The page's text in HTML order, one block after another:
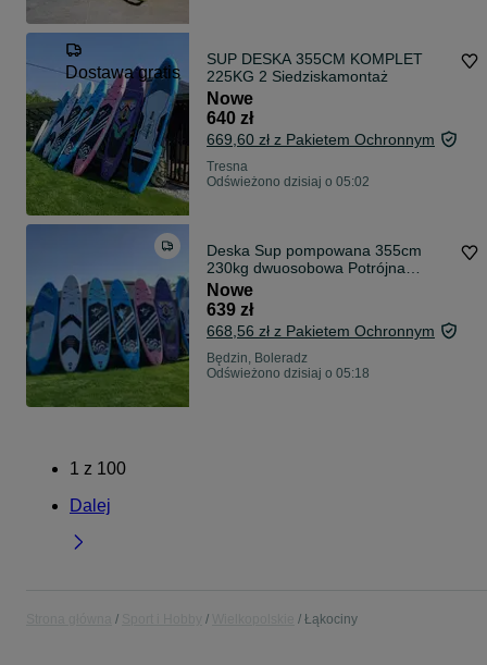
Dostawa gratis
SUP DESKA 355CM KOMPLET
225KG 2 Siedziskamontaż
Nowe
640 zł
669,60 zł z Pakietem Ochronnym
Tresna
Odświeżono dzisiaj o 05:02
Deska Sup pompowana 355cm
230kg dwuosobowa Potrójna
warstwa 2026
Nowe
639 zł
668,56 zł z Pakietem Ochronnym
Będzin, Boleradz
Odświeżono dzisiaj o 05:18
1 z 100
Dalej
Łąkociny